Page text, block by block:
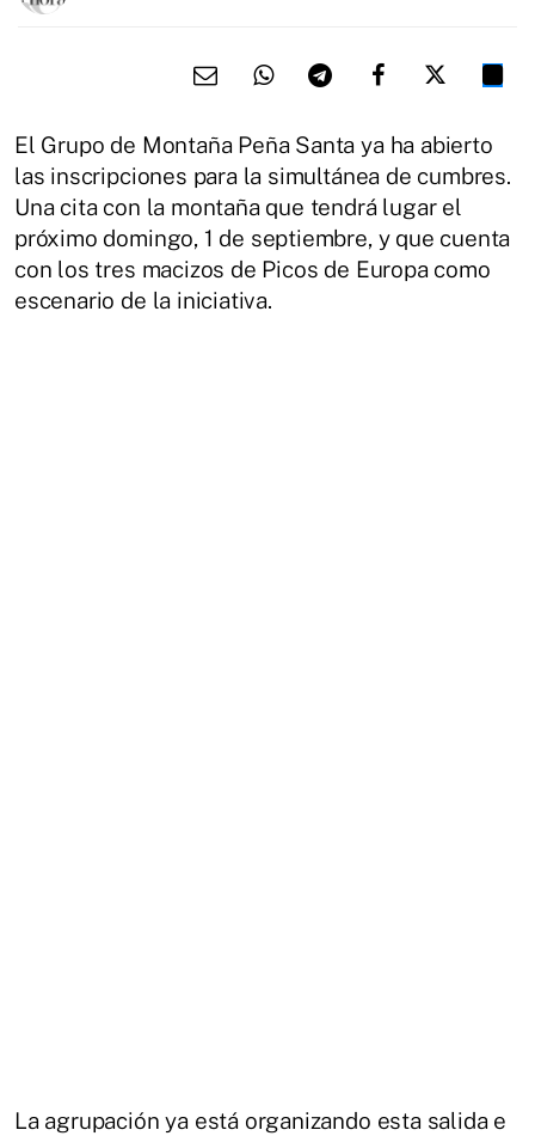
El Grupo de Montaña Peña Santa ya ha abierto
las inscripciones para la simultánea de cumbres.
Una cita con la montaña que tendrá lugar el
próximo domingo, 1 de septiembre, y que cuenta
con los tres macizos de Picos de Europa como
escenario de la iniciativa.
La agrupación ya está organizando esta salida e